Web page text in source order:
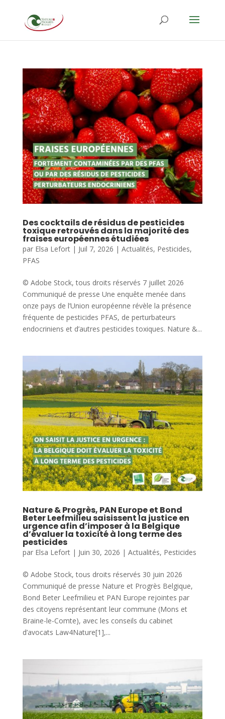
Des cocktails de résidus de pesticides
toxique retrouvés dans la majorité des
fraises européennes étudiées
par Elsa Lefort| Juil 7, 2026 | Actualités, Pesticides,
PFAS
© Adobe Stock, tous droits réservés 7 juillet 2026
Communiqué de presse Une enquête menée dans
onze pays de l’Union européenne révèle la présence
fréquente de pesticides PFAS, de perturbateurs
endocriniens et d’autres pesticides toxiques. Nature &...
Nature & Progrès, PAN Europe et Bond
Beter Leefmilieu saisissent la justice en
urgence afin d’imposer à la Belgique
d’évaluer la toxicité à long terme des
pesticides
par Elsa Lefort| Juin 30, 2026 | Actualités, Pesticides
© Adobe Stock, tous droits réservés 30 juin 2026
Communiqué de presse Nature et Progrès Belgique,
Bond Beter Leefmilieu et PAN Europe rejointes par
des citoyens représentant leur commune (Mons et
Braine-le-Comte), avec les conseils du cabinet
d’avocats Law4Nature[1],...